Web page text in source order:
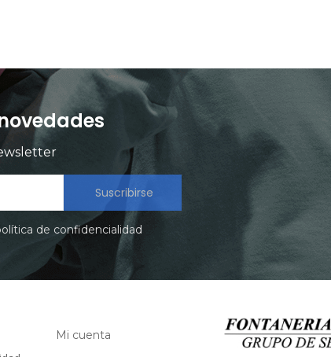
Suscribirse
de confidencialidad
Mi cuenta